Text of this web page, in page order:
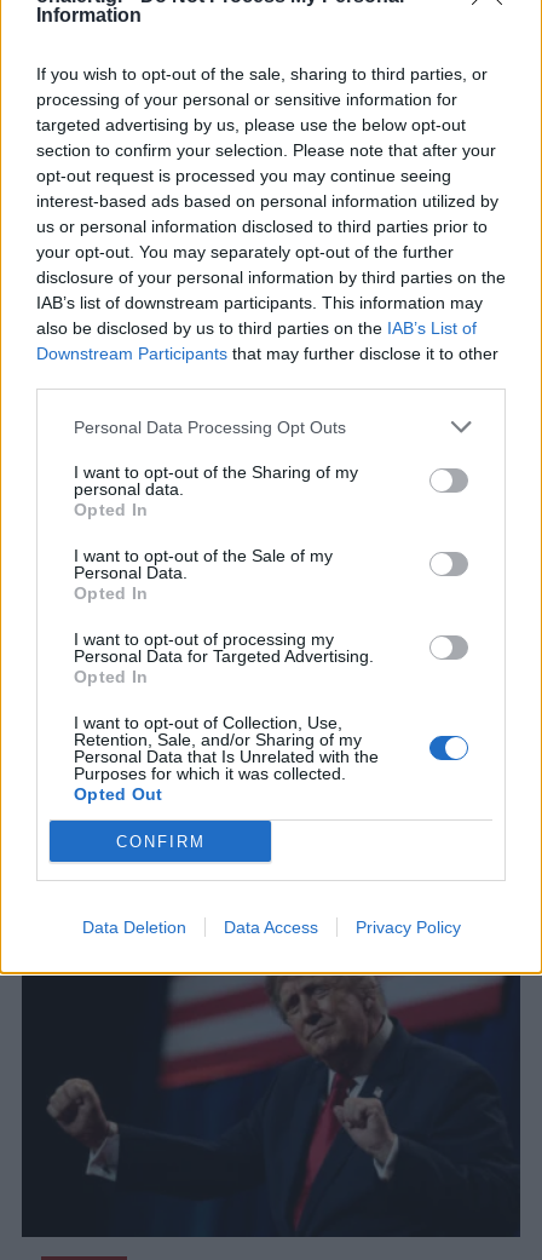
Information
If you wish to opt-out of the sale, sharing to third parties, or
processing of your personal or sensitive information for
targeted advertising by us, please use the below opt-out
section to confirm your selection. Please note that after your
opt-out request is processed you may continue seeing
interest-based ads based on personal information utilized by
us or personal information disclosed to third parties prior to
your opt-out. You may separately opt-out of the further
disclosure of your personal information by third parties on the
IAB’s list of downstream participants. This information may
also be disclosed by us to third parties on the IAB’s List of
Downstream Participants that may further disclose it to other
Personal Data Processing Opt Outs
I want to opt-out of the Sharing of my
personal data.
Opted In
I want to opt-out of the Sale of my
Personal Data.
Opted In
I want to opt-out of processing my
Personal Data for Targeted Advertising.
Opted In
I want to opt-out of Collection, Use,
Retention, Sale, and/or Sharing of my
Personal Data that Is Unrelated with the
Purposes for which it was collected.
Opted Out
CONFIRM
Data Deletion Data Access Privacy Policy
ΣΧΕΤΙΚΑ ΑΡΘΡΑ
Λίβανος: Το Ισραήλ δεν προσδιορίζει
τις νέες «πιλοτικές ζώνες» όπου θα
Βάσει της συμφωνίας για εκεχειρία, τα
ισραηλινά στρατεύματα θα παραδίδουν στη
Βηρυτό σταδιακά ορισμένες περιοχές που
ελέγχουν στο νότο
6 ΑΥΓ. 2026, 21:44